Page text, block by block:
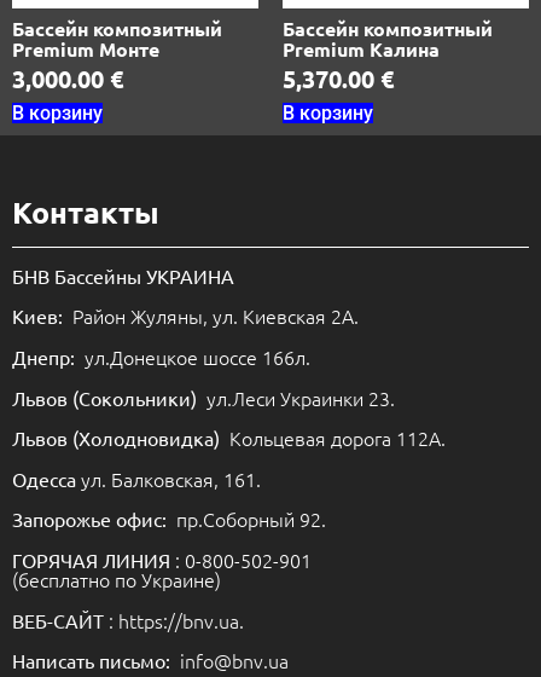
Бассейн композитный
Premium Монте
3,000.00 €
В корзину
Бассейн композитный
Premium Калина
5,370.00 €
В корзину
Контакты
БНВ Бассейны УКРАИНА
Киев: Район Жуляны, ул. Киевская 2А.
Днепр: ул.Донецкое шоссе 166л.
Львов (Сокольники) ул.Леси Украинки 23.
Львов (Холодновидка) Кольцевая дорога 112А.
Одесса ул. Балковская, 161.
Запорожье офис: пр.Соборный 92.
ГОРЯЧАЯ ЛИНИЯ : 0-800-502-901
(бесплатно по Украине)
ВЕБ-САЙТ : https://bnv.ua.
Написать письмо: info@bnv.ua